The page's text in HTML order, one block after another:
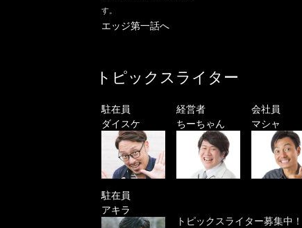
す。
エッジ第一話へ
トピックスライター
駐在員
ダイスケ
経営者
ちーちゃん
会社員
マシャ
駐在員
アキラ
トピックスライター募集中！